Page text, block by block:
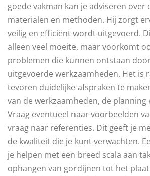
goede vakman kan je adviseren over
materialen en methoden. Hij zorgt
veilig en efficiënt wordt uitgevoerd.
alleen veel moeite, maar voorkomt
problemen die kunnen ontstaan
uitgevoerde werkzaamheden. Het is
tevoren duidelijke afspraken te
van de werkzaamheden, de planning
Vraag eventueel naar voorbeelden
vraag naar referenties. Dit geeft je
de kwaliteit die je kunt verwachten.
je helpen met een breed scala aan
ophangen van gordijnen tot het